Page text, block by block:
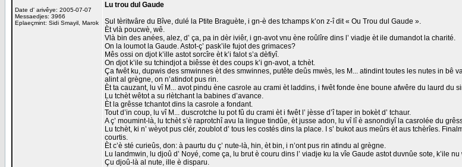
Date d' arivêye: 2005-07-07
Messaedjes: 3966
Eplaeçmint: Sidi Smayil, Marok
Lu trou dul Gaude
Sul tèritwâre du Bîve, dulé la Ptite Braguète, i gn-è des tchamps k’on z-î dit « Ou Trou dul Gaude ».
Èt vlà poucwè, wê.
Vlà bin des anées, alez, d’ ça, pa in dèr iviêr, i gn-avot vnu ène roûlîre dins l’ viadje èt ile dumandot la charité.
On la loumot la Gaude. Astot-ç’ pask’ile fujot des grimaces?
Mês ossi on djot k’ille astot sorcîre èt k’i falot s’a dèfiyî.
On djot k’ile su tchindjot a biêsse èt des coups k’i gn-avot, a tchèt.
Ça fwêt ku, dupwis des smwinnes èt des smwinnes, putête deûs mwès, les M... atindint toutes les nutes in bê
alint al grègne, on n’atindot pus rin.
Èt ta cauzant, lu vî M... avot pindu ène casrole au crami èt laddins, i fwêt fonde ène boune afwêre du laurd
Lu tchèt wêtot a su rlètchant la babines d’avance.
Èt la grêsse tchantot dins la casrole a fondant.
Tout d’in coup, lu vî M... duscrotche lu pot fû du crami èt i fwêt l’ jèsse d’î taper in bokèt d’ tchaur.
A ç’ moumint-là, lu tchèt s’è raprotchî avu la lingue tindûe, èt jusse adon, lu vî lî è asnondiyî la casrolée du
Lu tchèt, ki n’ wèyot pus clér, zoublot d’ tous les costés dins la place. I s’ bukot aus meûrs èt aus tchèrîes.
courtis.
Èt c’è sté curieûs, don: à paurtu du ç’ nute-là, hin, èt bin, i n’ont pus rin atindu al grègne.
Lu landmwin, lu djoû d’ Noyé, come ça, lu brut è couru dins l’ viadje ku la vîe Gaude astot duvnûe sote, k’ile
Çu djoû-là al nute, ille è disparu.